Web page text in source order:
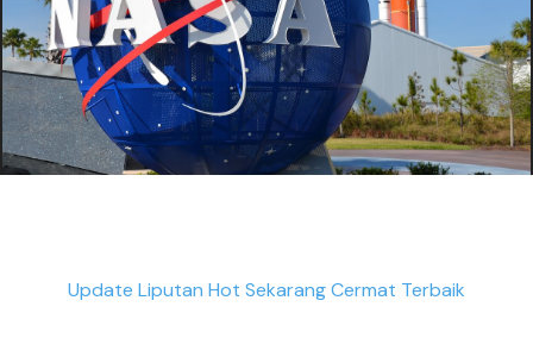
Update Liputan Hot Sekarang Cermat Terbaik